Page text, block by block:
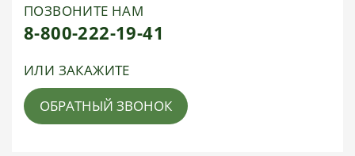
ПОЗВОНИТЕ НАМ
8-800-222-19-41
ИЛИ ЗАКАЖИТЕ
ОБРАТНЫЙ ЗВОНОК